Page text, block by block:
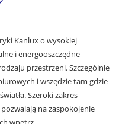
Kanlux o wysokiej
i energooszczędne
przestrzeni. Szczególnie
i wszędzie tam gdzie
Szeroki zakres
na zaspokojenie